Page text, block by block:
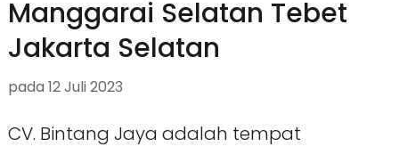
Manggarai Selatan Tebet
Jakarta Selatan
pada 12 Juli 2023
CV. Bintang Jaya adalah tempat